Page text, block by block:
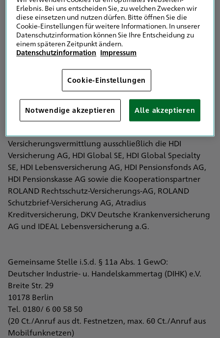
Satz 1 GewO
Vermittlerregister Registernummer: D-6F3J-UO30T-46
Erlaubnis und Registerbehörde:
Adolphsplatz 1
Die Erlaubnisbehörde ist auch die Registerbehörde.
Versicherungsvermittlung ausschließlich die HDI
Versicherung AG, HDI Global SE, HDI Global Specialty
SE, HDI Lebensversicherung AG, HDI Pensionsfonds AG,
HDI Pensionskasse AG sowie die Kooperationspartner
ROLAND Rechtsschutz-Versicherungs-AG, ROLAND
Schutzbrief-Versicherung AG, Atradius
Kreditversicherung, DKV Deutsche Krankenversicherung
AG und IDEAL Lebensversicherung a.G.
Gemeinsame Stelle i.S.d. § 11a Abs. 1 GewO:
Deutscher Industrie- u. Handelskammertag (DIHK) e.V.
Breite Str. 29
10178 Berlin
Tel. 0180/ 6 00 58 50
(20 Ct./Anruf aus dt. Festnetzen, max. 60 Ct./Anruf aus
Mobilfunknetzen)
Erlebnis. Bei uns entscheiden Sie, zu welchen Zwecken wir
diese einsetzen und nutzen dürfen. Bitte öffnen Sie die
Cookie-Einstellungen für weitere Informationen. In unserer
Datenschutzinformation können Sie Ihre Entscheidung zu
einem späteren Zeitpunkt ändern.
Datenschutzinformation Impressum
Cookie-Einstellungen
Notwendige akzeptieren Alle akzeptieren